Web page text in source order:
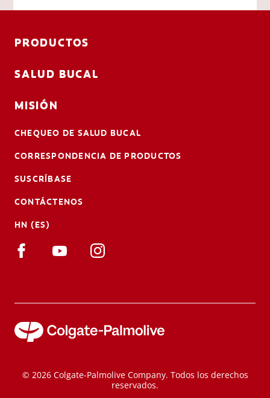
PRODUCTOS
SALUD BUCAL
MISIÓN
CHEQUEO DE SALUD BUCAL
CORRESPONDENCIA DE PRODUCTOS
SUSCRÍBASE
CONTÁCTENOS
HN (ES)
© 2026 Colgate-Palmolive Company. Todos los derechos
reservados.